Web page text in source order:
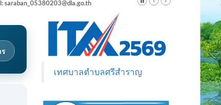
เทศบาลตำบลศรีสำราญ